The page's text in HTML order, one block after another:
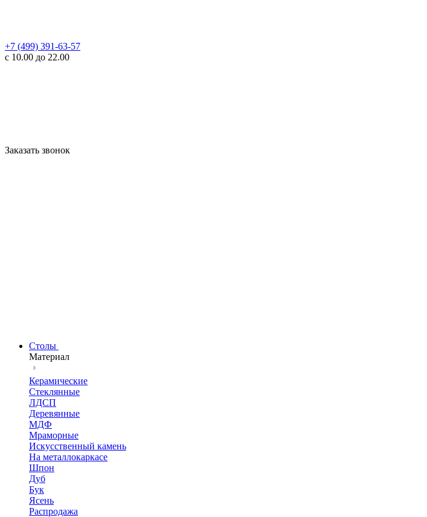
+7 (499) 391-63-57
с 10.00 до 22.00
Заказать звонок
Столы
Материал
Керамические
Стеклянные
ЛДСП
Деревянные
МДФ
Мраморные
Искусственный камень
На металлокаркасе
Шпон
Дуб
Бук
Ясень
Распродажа